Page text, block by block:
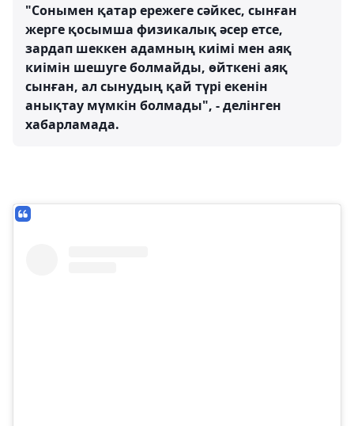
"Сонымен қатар ережеге сәйкес, сынған
жерге қосымша физикалық әсер етсе,
зардап шеккен адамның киімі мен аяқ
киімін шешуге болмайды, өйткені аяқ
сынған, ал сынудың қай түрі екенін
анықтау мүмкін болмады", - делінген
хабарламада.